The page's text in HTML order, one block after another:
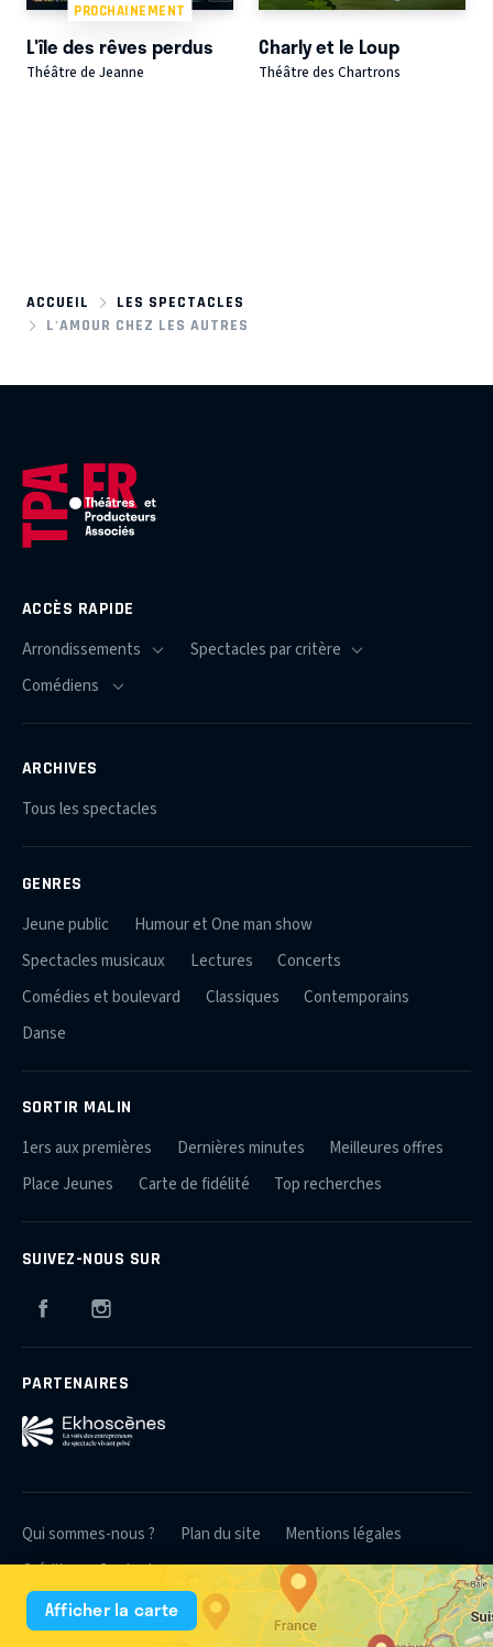
PROCHAINEMENT
L'île des rêves perdus
Théâtre de Jeanne
Charly et le Loup
Théâtre des Chartrons
ACCUEIL
LES SPECTACLES
L'AMOUR CHEZ LES AUTRES
ACCÈS RAPIDE
ARCHIVES
Tous les spectacles
GENRES
Jeune public
Humour et One man show
Spectacles musicaux
Lectures
Concerts
Comédies et boulevard
Classiques
Contemporains
Danse
SORTIR MALIN
1ers aux premières Dernières minutes
Meilleures offres
Place Jeunes
Carte de fidélité Top recherches
SUIVEZ-NOUS SUR
Facebook
PARTENAIRES
© 2026 Théâtres et Producteurs Associés
Qui sommes-nous ? Plan du site
Mentions légales
Crédits
Contact
Afficher la carte